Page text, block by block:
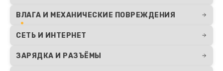
ВЛАГА И МЕХАНИЧЕСКИЕ ПОВРЕЖДЕНИЯ
СЕТЬ И ИНТЕРНЕТ
ЗАРЯДКА И РАЗЪЁМЫ